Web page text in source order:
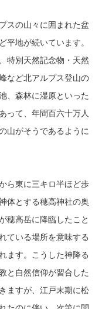
スの山々に囲まれた盆
平地が続いています。
特別天然記念物・天然
など北アルプス登山の
、森林に湿原といった
って
年間百六十万人
山がそうであるように
ら東に三キロ半ほど歩
体とする穂高神社の奥
穂高岳に降臨したこと
ている場所を意味する
ます。こうした神降る
と自然信仰が習合した
ますが、江戸末期に松